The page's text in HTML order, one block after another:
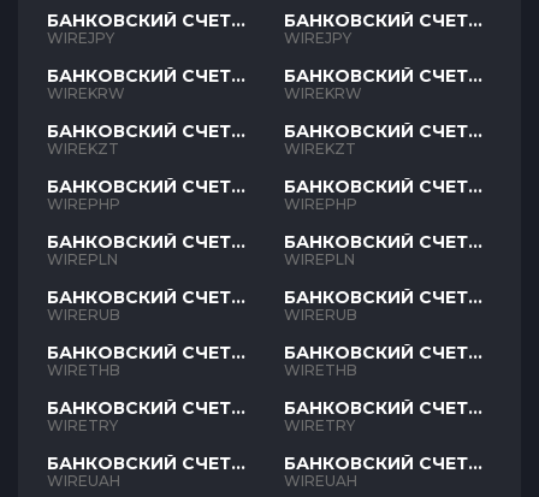
БАНКОВСКИЙ СЧЕТ
JPY
WIREJPY
БАНКОВСКИЙ СЧЕТ
KRW
WIREKRW
БАНКОВСКИЙ СЧЕТ
KZT
WIREKZT
БАНКОВСКИЙ СЧЕТ
PHP
WIREPHP
БАНКОВСКИЙ СЧЕТ
PLN
WIREPLN
БАНКОВСКИЙ СЧЕТ
RUB
WIRERUB
БАНКОВСКИЙ СЧЕТ
THB
WIRETHB
БАНКОВСКИЙ СЧЕТ
TRY
WIRETRY
БАНКОВСКИЙ СЧЕТ
UAH
WIREUAH
БАНКОВСКИЙ СЧЕТ
JPY
WIREJPY
БАНКОВСКИЙ СЧЕТ
KRW
WIREKRW
БАНКОВСКИЙ СЧЕТ
KZT
WIREKZT
БАНКОВСКИЙ СЧЕТ
PHP
WIREPHP
БАНКОВСКИЙ СЧЕТ
PLN
WIREPLN
БАНКОВСКИЙ СЧЕТ
RUB
WIRERUB
БАНКОВСКИЙ СЧЕТ
THB
WIRETHB
БАНКОВСКИЙ СЧЕТ
TRY
WIRETRY
БАНКОВСКИЙ СЧЕТ
UAH
WIREUAH